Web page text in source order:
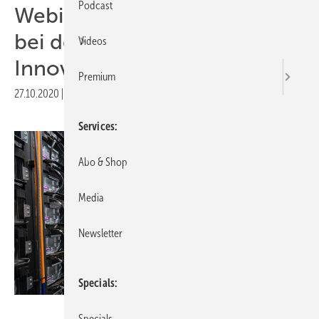
Webinar: Solar und Speicher
bei der
Innovationsausschreibung
27.10.2020
Podcast
Videos
Premium
Services
Abo & Shop
Media
Newsletter
Specials